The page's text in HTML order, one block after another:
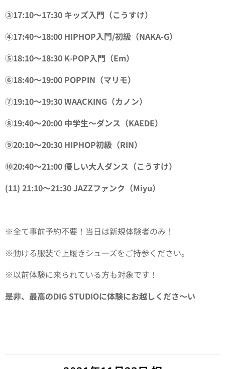
③17:10〜17:30 キッズ入門（こうすけ）
④17:40〜18:00 HIPHOP入門/初級（NAKA-G）
⑤18:10〜18:30 K-POP入門（Em）
⑥18:40〜19:00 POPPIN（マリモ）
⑦19:10〜19:30 WAACKING（カノン）
⑧19:40〜20:00 中学生〜ダンス（KAEDE）
⑨20:10〜20:30 HIPHOP初級（RIN）
⑩20:40〜21:00 優しい大人ダンス（こうすけ）
(11) 21:10〜21:30 JAZZファンク（Miyu）
※全て事前予約不要！当日は新規体験者のみ！
※動ける服装で上履きシューズをご持参ください。
※以前体験に来られている方も対象です！
是非、最高のDIG STUDIOに体験にお越しくださ〜い